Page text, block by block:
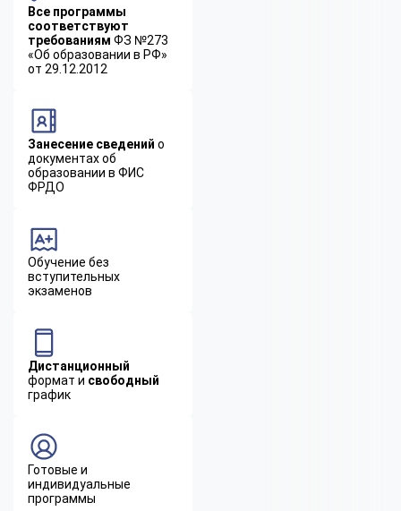
Все программы
соответствуют
требованиям ФЗ №273
«Об образовании в РФ»
от 29.12.2012
Занесение сведений о
документах об
образовании в ФИС
ФРДО
Обучение без
вступительных
экзаменов
Дистанционный
формат и свободный
график
Готовые и
индивидуальные
программы